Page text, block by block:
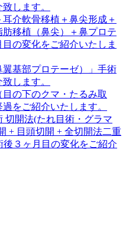
します。
介軟骨移植＋鼻尖形成＋
移植（鼻尖）＋鼻プロテ
の変化をご紹介いたしま
基部プロテーゼ）」手術
します。
の下のクマ・たるみ取
をご紹介いたします。
切開法(たれ目術・グラマ
+ 目頭切開 + 全切開法二重
３ヶ月目の変化をご紹介